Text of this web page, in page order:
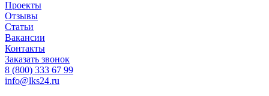
Проекты
Отзывы
Статьи
Вакансии
Контакты
Заказать звонок
8 (800) 333 67 99
info@lks24.ru